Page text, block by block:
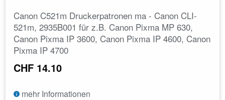
Canon C521m Druckerpatronen ma - Canon CLI-
521m, 2935B001 für z.B. Canon Pixma MP 630,
Canon Pixma IP 3600, Canon Pixma IP 4600, Canon
Pixma IP 4700
CHF 14.10
mehr Informationen